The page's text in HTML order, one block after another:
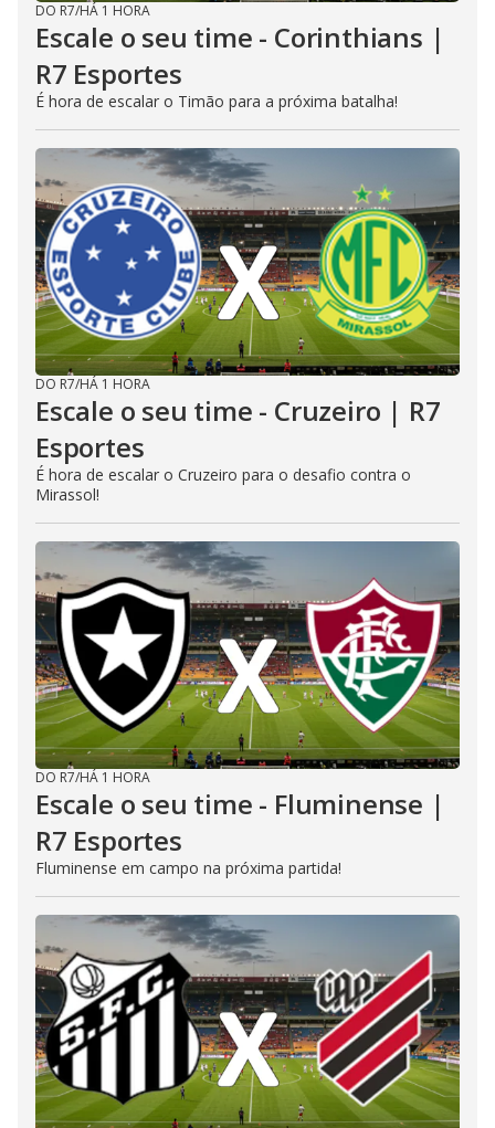
DO R7/HÁ 1 HORA
Escale o seu time - Corinthians |
R7 Esportes
É hora de escalar o Timão para a próxima batalha!
DO R7/HÁ 1 HORA
Escale o seu time - Cruzeiro | R7
Esportes
É hora de escalar o Cruzeiro para o desafio contra o
Mirassol!
DO R7/HÁ 1 HORA
Escale o seu time - Fluminense |
R7 Esportes
Fluminense em campo na próxima partida!